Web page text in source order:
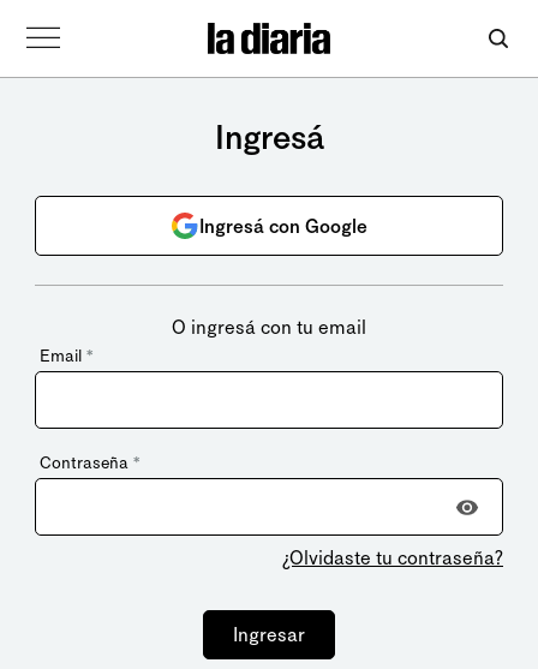
Ingresá
Ingresá con Google
O ingresá con tu email
Email *
Contraseña *
¿Olvidaste tu contraseña?
Ingresar